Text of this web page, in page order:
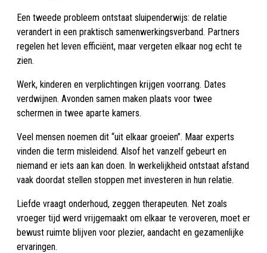
Een tweede probleem ontstaat sluipenderwijs: de relatie
verandert in een praktisch samenwerkingsverband. Partners
regelen het leven efficiënt, maar vergeten elkaar nog echt te
zien.
Werk, kinderen en verplichtingen krijgen voorrang. Dates
verdwijnen. Avonden samen maken plaats voor twee
schermen in twee aparte kamers.
Veel mensen noemen dit “uit elkaar groeien”. Maar experts
vinden die term misleidend. Alsof het vanzelf gebeurt en
niemand er iets aan kan doen. In werkelijkheid ontstaat afstand
vaak doordat stellen stoppen met investeren in hun relatie.
Liefde vraagt onderhoud, zeggen therapeuten. Net zoals
vroeger tijd werd vrijgemaakt om elkaar te veroveren, moet er
bewust ruimte blijven voor plezier, aandacht en gezamenlijke
ervaringen.